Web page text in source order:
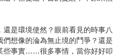
是環境使然？眼前看見的時事八
想像的淪為無止境的鬥爭？還是
些事實……很多事情，當你好好叩